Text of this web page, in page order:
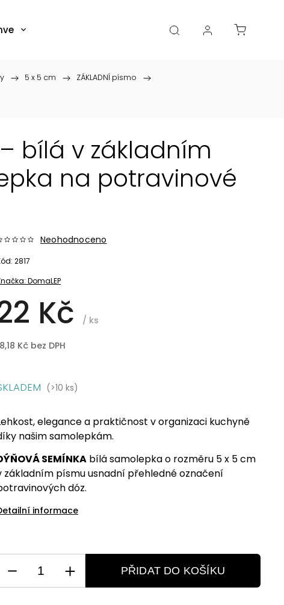
Boxy, dózy, kořenky, skleničky Akce
/ 5 x 5 cm / ZÁKLADNÍ písmo /
– bílá v základním
na potravinové
DomaLEP
Neohodnoceno
Kč / ks
Kč bez DPH
2817
elegance a praktičnost v organizaci kuchyně
našim samolepkám.
SEMÍNKA bílá samolepka o rozměru 5 x 5 cm
základním písmu usnadní přehledné označení
dóz.
informace
(>10 ks)
PŘIDAT DO KOŠÍKU